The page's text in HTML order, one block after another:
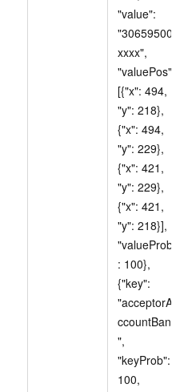
"value":
"30659500
xxxx",
"valuePos":
[{"x": 494,
"y": 218},
{"x": 494,
"y": 229},
{"x": 421,
"y": 229},
{"x": 421,
"y": 218}],
"valueProb"
: 100},
{"key":
"acceptorA
ccountBank
",
"keyProb":
100,